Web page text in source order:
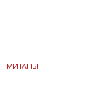
МИТАПЫ